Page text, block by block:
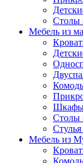
Столы
Мебель из
Шкафы
Столы
Мебель из